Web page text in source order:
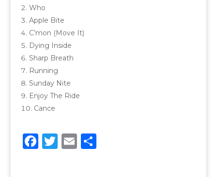
Who
Apple Bite
C’mon (Move It)
Dying Inside
Sharp Breath
Running
Sunday Nite
Enjoy The Ride
Cance
F T E C